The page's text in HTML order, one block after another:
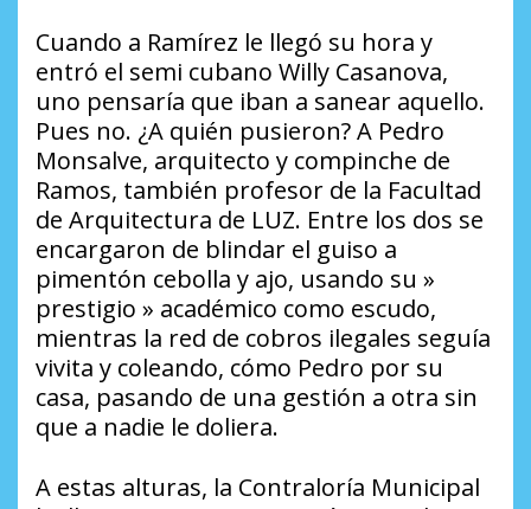
​Cuando a Ramírez le llegó su hora y
entró el semi cubano Willy Casanova,
uno pensaría que iban a sanear aquello.
Pues no. ¿A quién pusieron? A Pedro
Monsalve, arquitecto y compinche de
Ramos, también profesor de la Facultad
de Arquitectura de LUZ. Entre los dos se
encargaron de blindar el guiso a
pimentón cebolla y ajo, usando su »
prestigio » académico como escudo,
mientras la red de cobros ilegales seguía
vivita y coleando, cómo Pedro por su
casa, pasando de una gestión a otra sin
que a nadie le doliera.
​A estas alturas, la Contraloría Municipal